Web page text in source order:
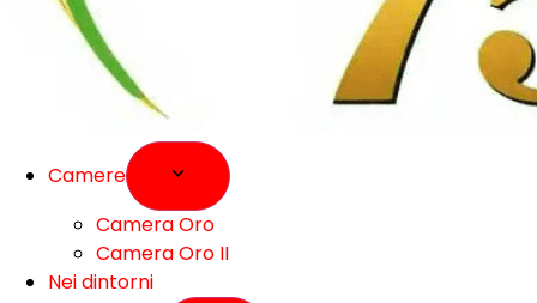
Camere
Camera Oro
Camera Oro II
Nei dintorni